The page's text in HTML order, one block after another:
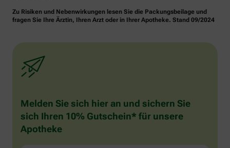
Zu Risiken und Nebenwirkungen lesen Sie die Packungsbeilage und
fragen Sie Ihre Ärztin, Ihren Arzt oder in Ihrer Apotheke. Stand 09/2024
Melden Sie sich hier an und sichern Sie
sich Ihren 10% Gutschein* für unsere
Apotheke